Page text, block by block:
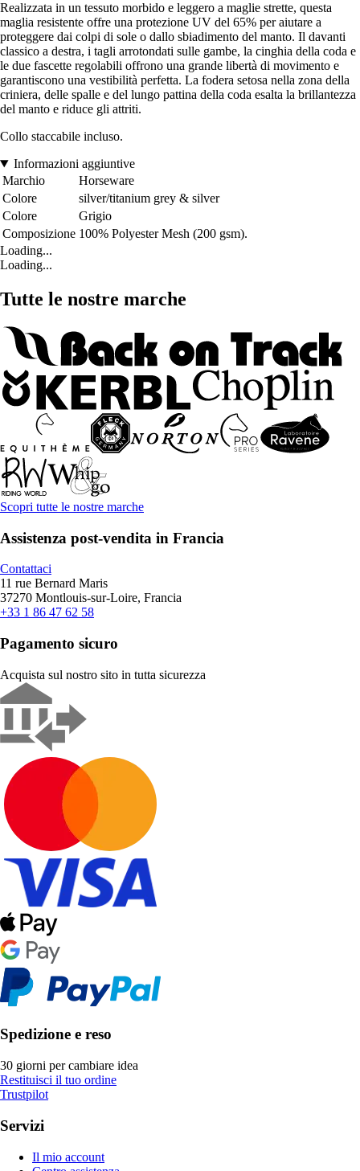
Realizzata in un tessuto morbido e leggero a maglie strette, questa
maglia resistente offre una protezione UV del 65% per aiutare a
proteggere dai colpi di sole o dallo sbiadimento del manto. Il davanti
classico a destra, i tagli arrotondati sulle gambe, la cinghia della coda e
le due fascette regolabili offrono una grande libertà di movimento e
garantiscono una vestibilità perfetta. La fodera setosa nella zona della
criniera, delle spalle e del lungo pattina della coda esalta la brillantezza
del manto e riduce gli attriti.
Collo staccabile incluso.
Informazioni aggiuntive
Marchio
Horseware
Colore
silver/titanium grey & silver
Colore
Grigio
Composizione 100% Polyester Mesh (200 gsm).
Loading...
Loading...
Tutte le nostre marche
Scopri tutte le nostre marche
Assistenza post-vendita in Francia
Contattaci
11 rue Bernard Maris
37270 Montlouis-sur-Loire, Francia
+33 1 86 47 62 58
Pagamento sicuro
Acquista sul nostro sito in tutta sicurezza
Spedizione e reso
30 giorni per cambiare idea
Restituisci il tuo ordine
Trustpilot
Servizi
Il mio account